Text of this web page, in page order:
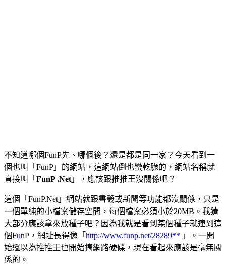
不知道哪個FunP先、哪個後？還是都是同一家？今天看到一
個也叫「FunP」的網站，這網站倒也蠻乾脆的，網站名稱就
直接叫「 FunP .Net 」，應該跟推推王沒關係吧？
這個「FunP.Net」網站就跟書籤或新聞等功能都沒關係，只是
一個單純的小檔案儲存空間，每個檔案必須小於20MB。我猜
大部分應該拿來放種子吧？因為我就是看到某個種子就連到這
個FunP，網址長得像「 http://www.funp.net/28289** 」。一開
始還以為推推王也開始搞網路硬碟，現在看起來應該是毫無關
係的。